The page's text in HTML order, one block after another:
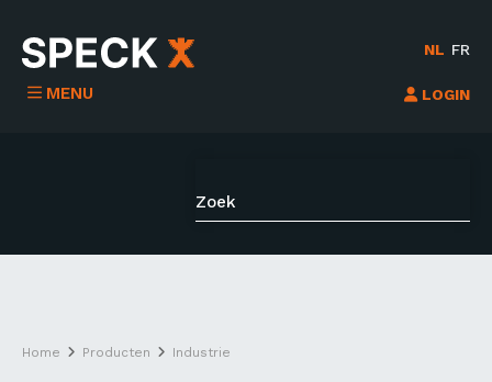
NL FR
LOGIN
MENU
Home Producten Industrie